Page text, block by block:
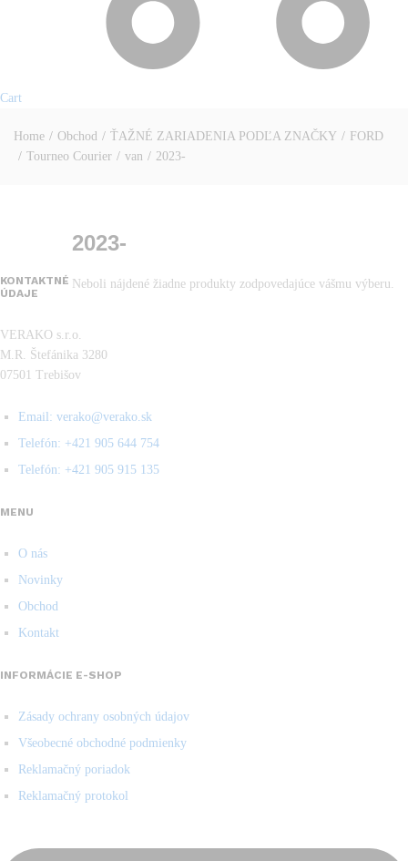
Cart
Home / Obchod / ŤAŽNÉ ZARIADENIA PODĽA ZNAČKY / FORD
/ Tourneo Courier / van / 2023-
2023-
Neboli nájdené žiadne produkty zodpovedajúce vášmu výberu.
KONTAKTNÉ
ÚDAJE
VERAKO s.r.o.
M.R. Štefánika 3280
07501 Trebišov
Email: verako@verako.sk
Telefón: +421 905 644 754
Telefón: +421 905 915 135
MENU
O nás
Novinky
Obchod
Kontakt
INFORMÁCIE E-SHOP
Zásady ochrany osobných údajov
Všeobecné obchodné podmienky
Reklamačný poriadok
Reklamačný protokol